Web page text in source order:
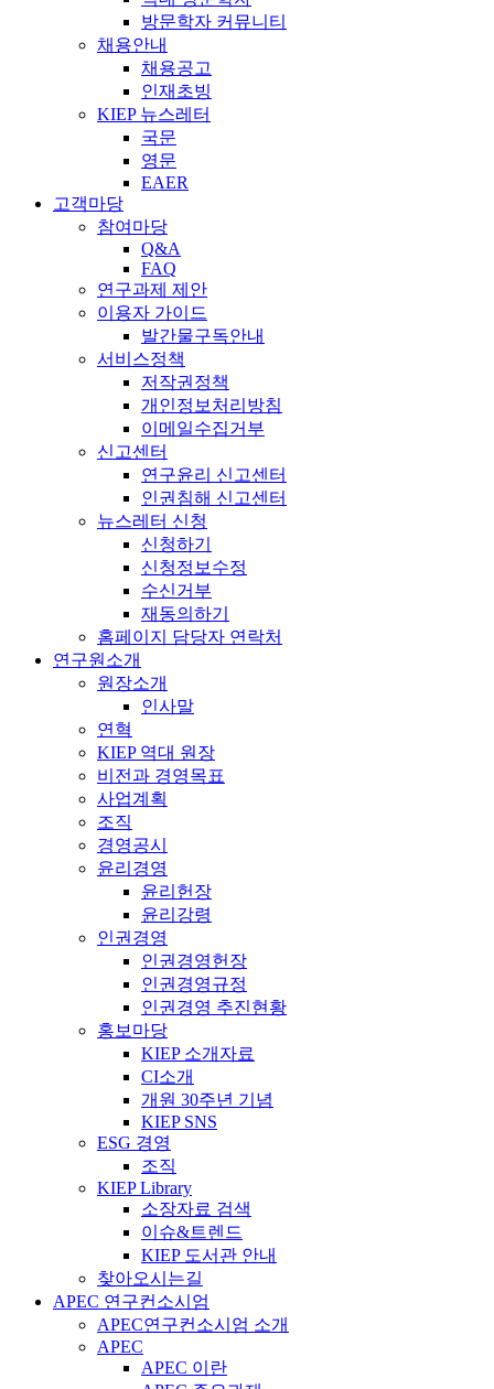
방문학자 커뮤니티
채용안내
채용공고
인재초빙
KIEP 뉴스레터
국문
영문
EAER
고객마당
참여마당
Q&A
FAQ
연구과제 제안
이용자 가이드
발간물구독안내
서비스정책
저작권정책
개인정보처리방침
이메일수집거부
신고센터
연구윤리 신고센터
인권침해 신고센터
뉴스레터 신청
신청하기
신청정보수정
수신거부
재동의하기
홈페이지 담당자 연락처
연구원소개
원장소개
인사말
연혁
KIEP 역대 원장
비전과 경영목표
사업계획
조직
경영공시
윤리경영
윤리헌장
윤리강령
인권경영
인권경영헌장
인권경영규정
인권경영 추진현황
홍보마당
KIEP 소개자료
CI소개
개원 30주년 기념
KIEP SNS
ESG 경영
조직
KIEP Library
소장자료 검색
이슈&트렌드
KIEP 도서관 안내
찾아오시는길
APEC 연구컨소시엄
APEC연구컨소시엄 소개
APEC
APEC 이란